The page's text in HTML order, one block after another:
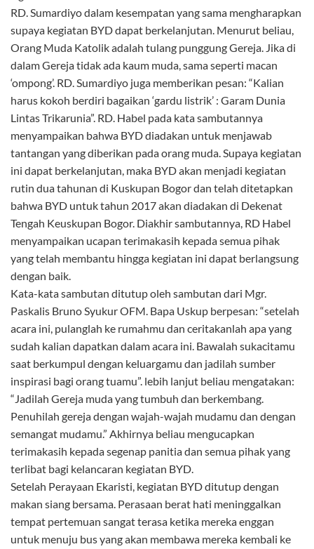
RD. Sumardiyo dalam kesempatan yang sama mengharapkan
supaya kegiatan BYD dapat berkelanjutan. Menurut beliau,
Orang Muda Katolik adalah tulang punggung Gereja. Jika di
dalam Gereja tidak ada kaum muda, sama seperti macan
‘ompong’. RD. Sumardiyo juga memberikan pesan: “Kalian
harus kokoh berdiri bagaikan ‘gardu listrik’ : Garam Dunia
Lintas Trikarunia”. RD. Habel pada kata sambutannya
menyampaikan bahwa BYD diadakan untuk menjawab
tantangan yang diberikan pada orang muda. Supaya kegiatan
ini dapat berkelanjutan, maka BYD akan menjadi kegiatan
rutin dua tahunan di Kuskupan Bogor dan telah ditetapkan
bahwa BYD untuk tahun 2017 akan diadakan di Dekenat
Tengah Keuskupan Bogor. Diakhir sambutannya, RD Habel
menyampaikan ucapan terimakasih kepada semua pihak
yang telah membantu hingga kegiatan ini dapat berlangsung
dengan baik.
Kata-kata sambutan ditutup oleh sambutan dari Mgr.
Paskalis Bruno Syukur OFM. Bapa Uskup berpesan: “setelah
acara ini, pulanglah ke rumahmu dan ceritakanlah apa yang
sudah kalian dapatkan dalam acara ini. Bawalah sukacitamu
saat berkumpul dengan keluargamu dan jadilah sumber
inspirasi bagi orang tuamu”. lebih lanjut beliau mengatakan:
“Jadilah Gereja muda yang tumbuh dan berkembang.
Penuhilah gereja dengan wajah-wajah mudamu dan dengan
semangat mudamu.” Akhirnya beliau mengucapkan
terimakasih kepada segenap panitia dan semua pihak yang
terlibat bagi kelancaran kegiatan BYD.
Setelah Perayaan Ekaristi, kegiatan BYD ditutup dengan
makan siang bersama. Perasaan berat hati meninggalkan
tempat pertemuan sangat terasa ketika mereka enggan
untuk menuju bus yang akan membawa mereka kembali ke